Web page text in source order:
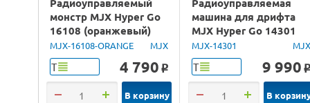
монстр MJX Hyper Go
16108 (оранжевый)
4WD 2.4G LED 1/16
RTR
MJX-16108-ORANGE MJX
Т 4 790 o
В корзину
машина для дрифта
MJX Hyper Go 14301
Brushless 4WD 2.4G
LED 1/14 RTR
MJX-14301 MJX
Т 9 990 o
В